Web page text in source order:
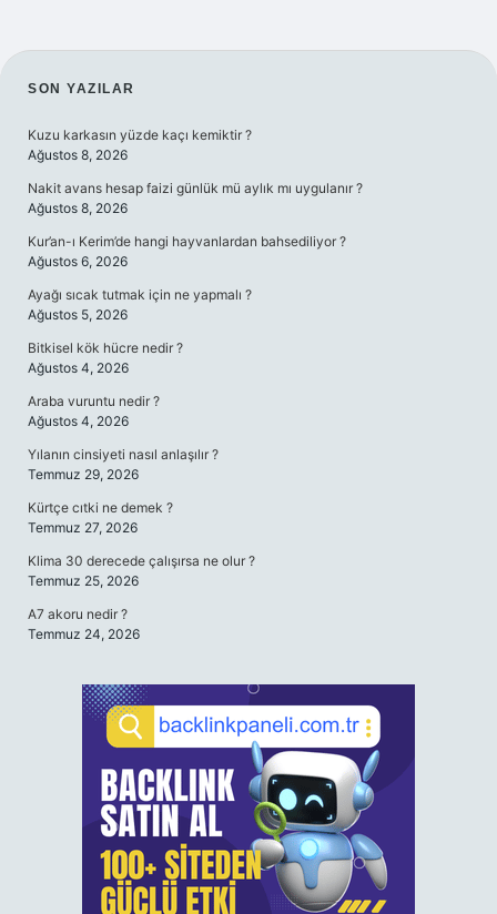
SIDEBAR
SON YAZILAR
Kuzu karkasın yüzde kaçı kemiktir ?
Ağustos 8, 2026
Nakit avans hesap faizi günlük mü aylık mı uygulanır ?
Ağustos 8, 2026
Kur’an-ı Kerim’de hangi hayvanlardan bahsediliyor ?
Ağustos 6, 2026
Ayağı sıcak tutmak için ne yapmalı ?
Ağustos 5, 2026
Bitkisel kök hücre nedir ?
Ağustos 4, 2026
Araba vuruntu nedir ?
Ağustos 4, 2026
Yılanın cinsiyeti nasıl anlaşılır ?
Temmuz 29, 2026
Kürtçe cıtki ne demek ?
Temmuz 27, 2026
Klima 30 derecede çalışırsa ne olur ?
Temmuz 25, 2026
A7 akoru nedir ?
Temmuz 24, 2026